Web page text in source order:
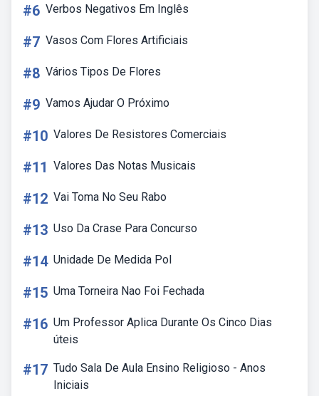
#6 Verbos Negativos Em Inglês
#7 Vasos Com Flores Artificiais
#8 Vários Tipos De Flores
#9 Vamos Ajudar O Próximo
#10 Valores De Resistores Comerciais
#11 Valores Das Notas Musicais
#12 Vai Toma No Seu Rabo
#13 Uso Da Crase Para Concurso
#14 Unidade De Medida Pol
#15 Uma Torneira Nao Foi Fechada
#16 Um Professor Aplica Durante Os Cinco Dias
úteis
#17 Tudo Sala De Aula Ensino Religioso - Anos
Iniciais